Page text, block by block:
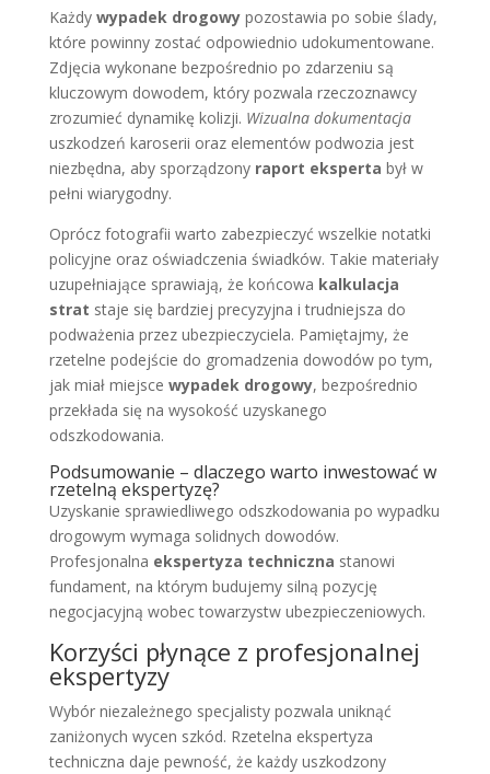
Każdy wypadek drogowypozostawia po sobie ślady,
które powinny zostać odpowiednio udokumentowane.
Zdjęcia wykonane bezpośrednio po zdarzeniu są
kluczowym dowodem, który pozwala rzeczoznawcy
zrozumieć dynamikę kolizji. Wizualna dokumentacja
uszkodzeń karoserii oraz elementów podwozia jest
niezbędna, aby sporządzony raport eksperta był w
pełni wiarygodny.
Oprócz fotografii warto zabezpieczyć wszelkie notatki
policyjne oraz oświadczenia świadków. Takie materiały
uzupełniające sprawiają, że końcowa kalkulacja
strat staje się bardziej precyzyjna i trudniejsza do
podważenia przez ubezpieczyciela. Pamiętajmy, że
rzetelne podejście do gromadzenia dowodów po tym,
jak miał miejsce wypadek drogowy, bezpośrednio
przekłada się na wysokość uzyskanego
odszkodowania.
Podsumowanie – dlaczego warto inwestować w
rzetelną ekspertyzę?
Uzyskanie sprawiedliwego odszkodowania po wypadku
drogowym wymaga solidnych dowodów.
Profesjonalna ekspertyza techniczna stanowi
fundament, na którym budujemy silną pozycję
negocjacyjną wobec towarzystw ubezpieczeniowych.
Korzyści płynące z profesjonalnej
ekspertyzy
Wybór niezależnego specjalisty pozwala uniknąć
zaniżonych wycen szkód. Rzetelna ekspertyza
techniczna daje pewność, że każdy uszkodzony